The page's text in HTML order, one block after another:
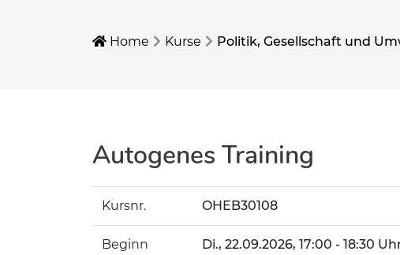
Home Kurse Politik, Gesellschaft und
Autogenes Training
Kursnr. OHEB30108
Beginn Di., 22.09.2026, 17:00 - 18:30